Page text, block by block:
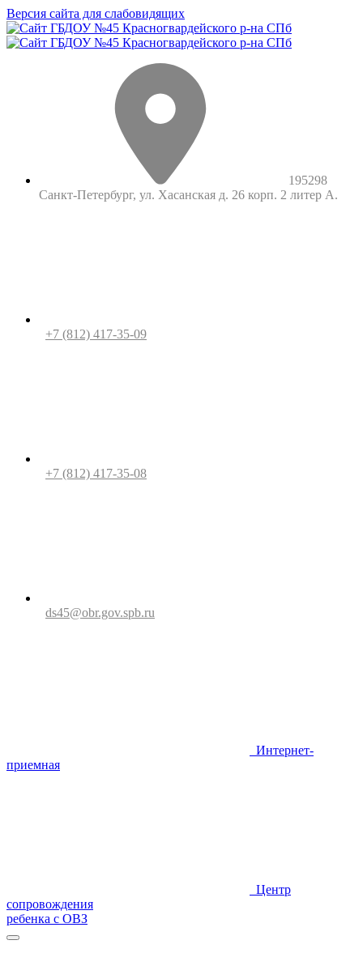
Версия сайта для слабовидящих
195298
Санкт-Петербург, ул. Хасанская д. 26 корп. 2 литер А.
+7 (812) 417-35-09
+7 (812) 417-35-08
ds45@obr.gov.spb.ru
Интернет-
приемная
Центр
сопровождения
ребенка с ОВЗ